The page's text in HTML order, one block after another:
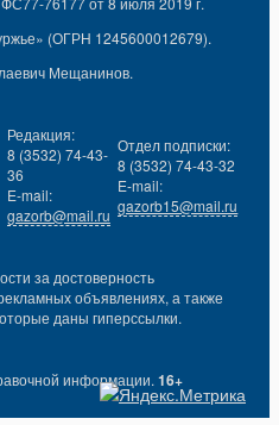
(ОГРН 1245600012679).
Мещанинов.
Редакция:
8 (3532) 74-43-
36
E-mail:
gazorb@mail.ru
Отдел подписки:
8 (3532) 74-43-32
E-mail:
gazorb15@mail.ru
за достоверность
объявлениях, а также
даны гиперссылки.
информации. 16+